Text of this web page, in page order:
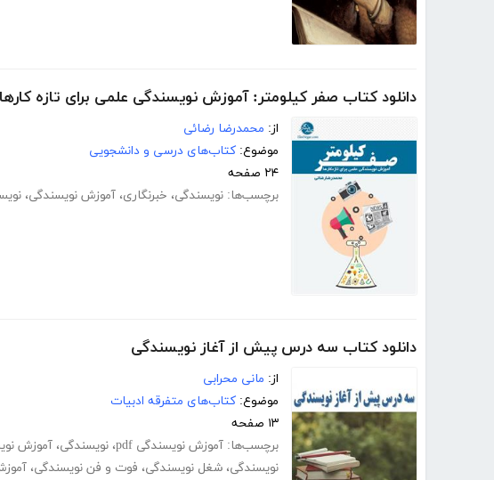
دانلود کتاب صفر کیلومتر: آموزش نویسندگی علمی برای تازه کارها
از: محمدرضا رضائی
موضوع: کتاب‌های درسی و دانشجویی
۲۴ صفحه
برچسب‌ها: نویسندگی، خبرنگاری، آموزش نویسندگی،
دانلود کتاب سه درس پیش از آغاز نویسندگی
از: مانی محرابی
موضوع: کتاب‌های متفرقه ادبیات
۱۳ صفحه
برچسب‌ها: آموزش نویسندگی pdf ، نویسندگی، آموزش
نویسندگی، شغل نویسندگی، فوت و فن نویسندگی،